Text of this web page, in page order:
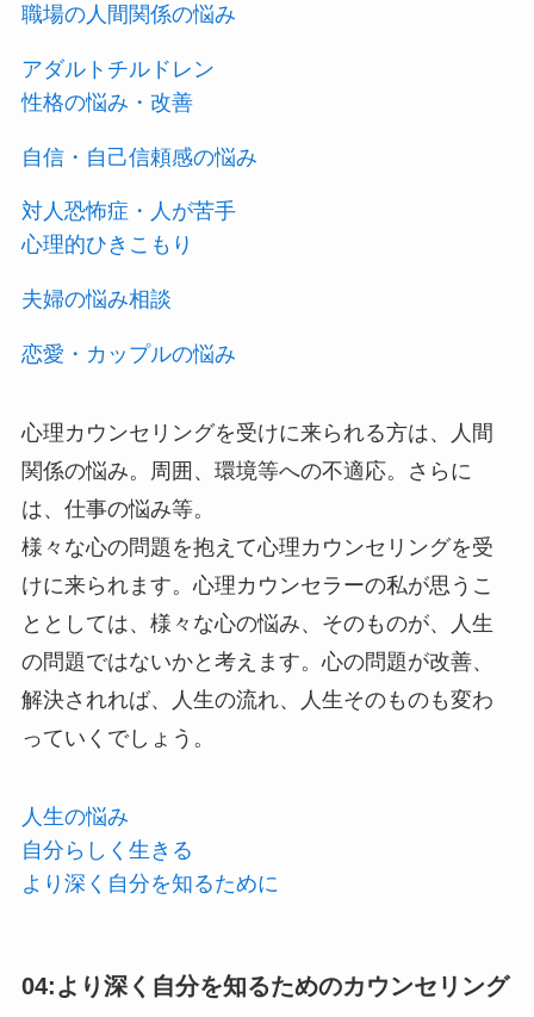
職場の人間関係の悩み
アダルトチルドレン
性格の悩み・改善
自信・自己信頼感の悩み
対人恐怖症・人が苦手
心理的ひきこもり
夫婦の悩み相談
恋愛・カップルの悩み
心理カウンセリングを受けに来られる方は、人間
関係の悩み。周囲、環境等への不適応。さらに
は、仕事の悩み等。
様々な心の問題を抱えて心理カウンセリングを受
けに来られます。心理カウンセラーの私が思うこ
ととしては、様々な心の悩み、そのものが、人生
の問題ではないかと考えます。心の問題が改善、
解決されれば、人生の流れ、人生そのものも変わ
っていくでしょう。
人生の悩み
自分らしく生きる
より深く自分を知るために
04:より深く自分を知るためのカウンセリング